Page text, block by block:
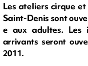
Les ateliers cirque
Saint-Denis sont
e aux adultes. Les
arrivants seront
2011.